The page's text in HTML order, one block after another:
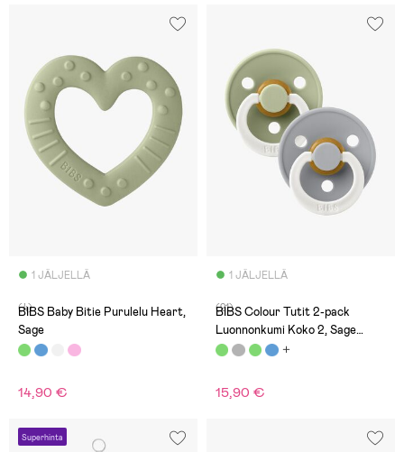
1 JÄLJELLÄ
(4)
BIBS Baby Bitie Purulelu Heart,
Sage
14,90 €
1 JÄLJELLÄ
(21)
BIBS Colour Tutit 2-pack
Luonnonkumi Koko 2, Sage
Glow/Cloud Glow
15,90 €
Superhinta